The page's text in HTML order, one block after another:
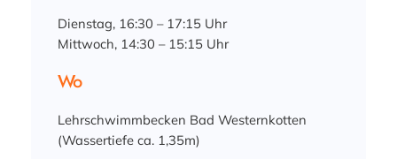
Dienstag, 16:30 – 17:15 Uhr
Mittwoch, 14:30 – 15:15 Uhr
Wo
Lehrschwimmbecken Bad Westernkotten
(Wassertiefe ca. 1,35m)